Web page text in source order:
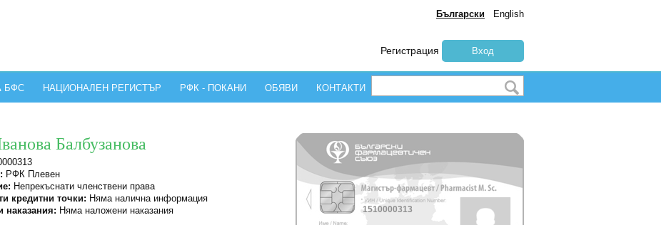
Български English
Регистрация Вход
БФС НАЦИОНАЛЕН РЕГИСТЪР РФК - ПОКАНИ ОБЯВИ КОНТАКТИ
Балбузанова
РФК Плевен
Непрекъснати членствени права
кредитни точки: Няма налична информация
наказания: Няма наложени наказания 1510000313